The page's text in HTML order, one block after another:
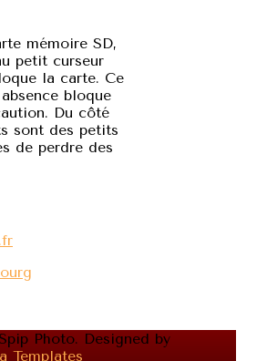
mémoire SD,
petit curseur
la carte. Ce
bloque
Du côté
sont des petits
de perdre des
Photo. Designed by
Templates